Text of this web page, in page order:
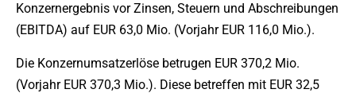
Konzernergebnis vor Zinsen, Steuern und Abschreibungen
(EBITDA) auf EUR 63,0 Mio. (Vorjahr EUR 116,0 Mio.).
Die Konzernumsatzerlöse betrugen EUR 370,2 Mio.
(Vorjahr EUR 370,3 Mio.). Diese betreffen mit EUR 32,5